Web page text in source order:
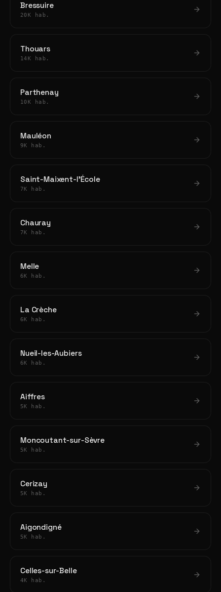
Bressuire
20K hab.
Thouars
14K hab.
Parthenay
10K hab.
Mauléon
9K hab.
Saint-Maixent-l'École
7K hab.
Chauray
7K hab.
Melle
6K hab.
La Crèche
6K hab.
Nueil-les-Aubiers
6K hab.
Aiffres
5K hab.
Moncoutant-sur-Sèvre
5K hab.
Cerizay
5K hab.
Aigondigné
5K hab.
Celles-sur-Belle
4K hab.